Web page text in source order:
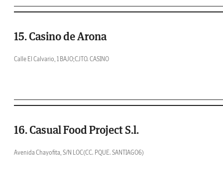
15. Casino de Arona
Calle El Calvario, 1 BAJO;CJTO. CASINO
16. Casual Food Project S.l.
Avenida Chayofita, S/N LOC(CC. PQUE. SANTIAGO6)